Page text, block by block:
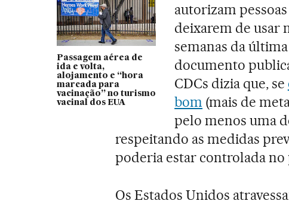
Passagem aérea de
ida e volta,
alojamento e “hora
marcada para
vacinação” no turismo
vacinal dos EUA
autorizam
deixarem de usar
semanas da
documento
CDCs dizia que, se
bom (mais de
pelo menos uma
respeitando as medidas
poderia estar controlada
Os Estados Unidos